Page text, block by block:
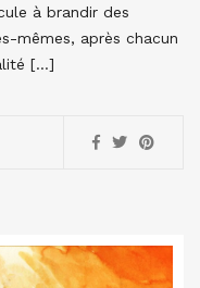
à brandir des
mêmes, après chacun
[…]